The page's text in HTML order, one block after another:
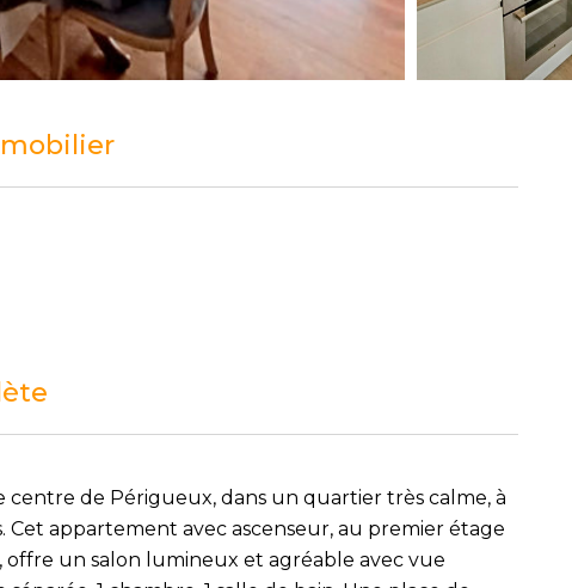
centre de Périgueux, dans un quartier très calme, à
Cet appartement avec ascenseur, au premier étage
offre un salon lumineux et agréable avec vue